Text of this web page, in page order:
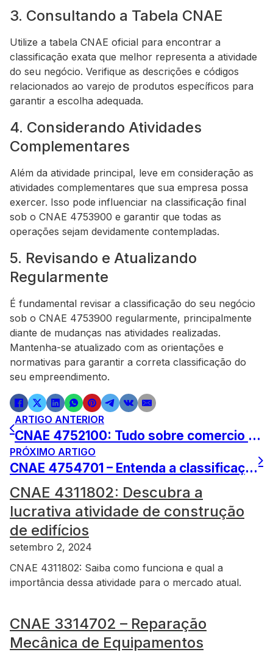
3. Consultando a Tabela CNAE
Utilize a tabela CNAE oficial para encontrar a
classificação exata que melhor representa a atividade
do seu negócio. Verifique as descrições e códigos
relacionados ao varejo de produtos específicos para
garantir a escolha adequada.
4. Considerando Atividades
Complementares
Além da atividade principal, leve em consideração as
atividades complementares que sua empresa possa
exercer. Isso pode influenciar na classificação final
sob o CNAE 4753900 e garantir que todas as
operações sejam devidamente contempladas.
5. Revisando e Atualizando
Regularmente
É fundamental revisar a classificação do seu negócio
sob o CNAE 4753900 regularmente, principalmente
diante de mudanças nas atividades realizadas.
Mantenha-se atualizado com as orientações e
normativas para garantir a correta classificação do
seu empreendimento.
ARTIGO ANTERIOR
CNAE 4752100: Tudo sobre comercio varejista de tecidos
PRÓXIMO ARTIGO
CNAE 4754701 – Entenda a classificação de comércio varejista
CNAE 4311802: Descubra a
lucrativa atividade de construção
de edifícios
setembro 2, 2024
CNAE 4311802: Saiba como funciona e qual a
importância dessa atividade para o mercado atual.
CNAE 3314702 – Reparação
Mecânica de Equipamentos